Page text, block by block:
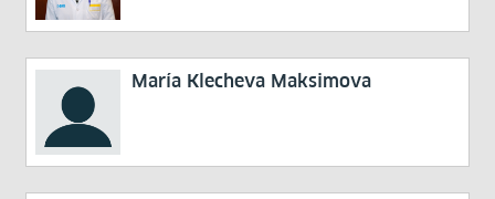
María Klecheva Maksimova